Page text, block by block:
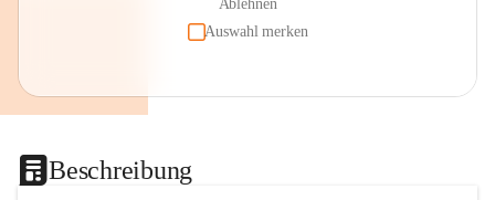
Ablehnen
Auswahl merken
Beschreibung